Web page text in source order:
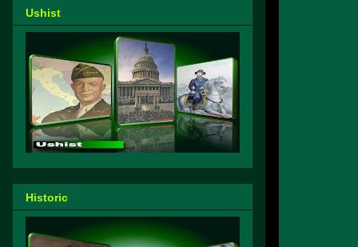
Ushist
Historic